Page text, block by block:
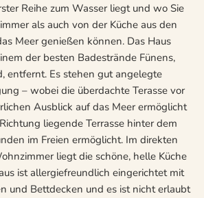
Reihe zum Wasser liegt und wo Sie
als auch von der Küche aus den
Meer genießen können. Das Haus
der besten Badestrände Fünens,
entfernt. Es stehen gut angelegte
– wobei die überdachte Terasse vor
Ausblick auf das Meer ermöglicht
liegende Terrasse hinter dem
im Freien ermöglicht. Im direkten
liegt die schöne, helle Küche
ist allergiefreundlich eingerichtet mit
und Bettdecken und es ist nicht erlaubt